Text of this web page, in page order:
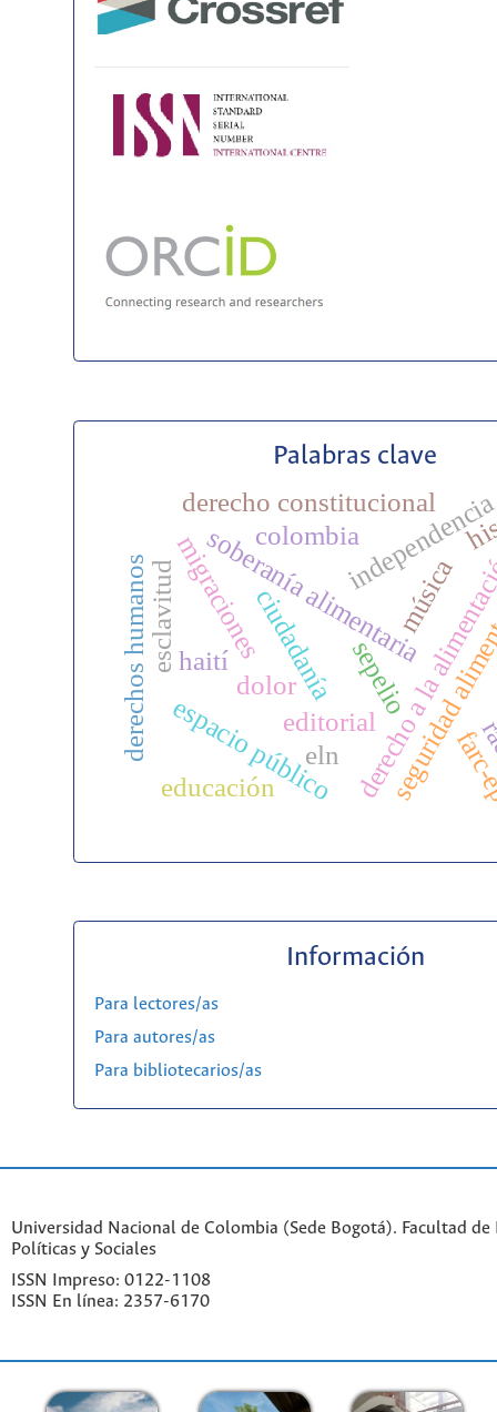
Palabras clave
editorialderecho a la
soberanía alimentaria
migraciones
haití ciudadanía
esclavitud
espacio público
derechos humanos
colombia
música
eln
derecho constitucional
educación
dolor sepelio
Información
Para lectores/as
Para autores/as
Para bibliotecarios/as
Universidad Nacional de Colombia (Sede Bogotá). Facultad de
Políticas y Sociales
ISSN Impreso: 0122-1108
ISSN En línea: 2357-6170